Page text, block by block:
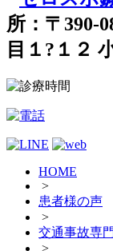
所：〒390-
目１?１２
HOME
>
患者様の声
>
交通事故専